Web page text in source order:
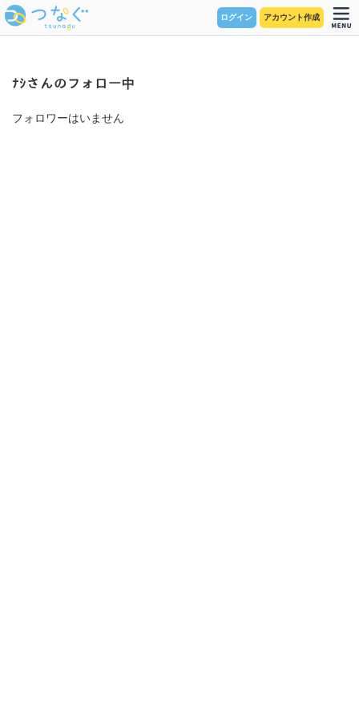
ログイン アカウント作成
ﾅｼさんのフォロー中
フォロワーはいません